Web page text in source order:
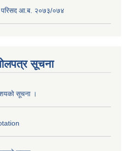
परिसद आ.ब. २०७३/०७४
सूचना
सूचना ।